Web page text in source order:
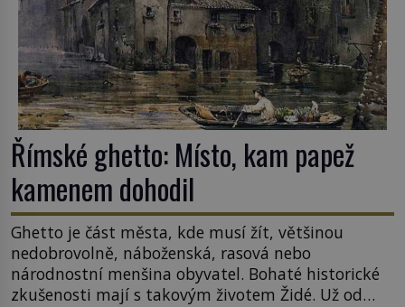
Římské ghetto: Místo, kam papež
kamenem dohodil
Ghetto je část města, kde musí žít, většinou
nedobrovolně, náboženská, rasová nebo
národnostní menšina obyvatel. Bohaté historické
zkušenosti mají s takovým životem Židé. Už od